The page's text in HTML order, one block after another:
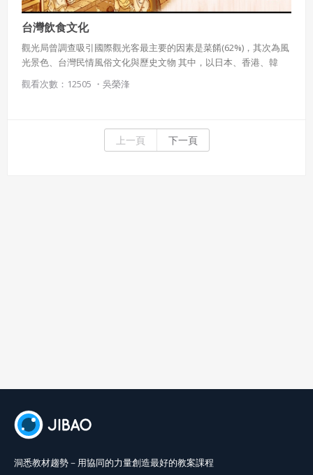
台灣飲食文化
觀光局曾調查吸引國際觀光客最主要的因素是菜餚(62%)，其次為風
光景色、台灣民情風俗文化與歷史文物 其中，以日本、香港、韓
國、與澳門觀光客最受台灣美食吸引 由此可知，台灣美食的形象深
受國際認可一、整體飲食文化
觀看次數：12505 ・ 吳榮浲
上一頁 下一頁
洞悉教材趨勢－用協同的力量創造最好的教案課程